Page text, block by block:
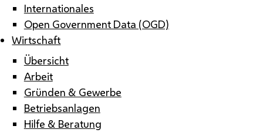
Internationales
Open Government Data (OGD)
Wirtschaft
Übersicht
Arbeit
Gründen & Gewerbe
Betriebsanlagen
Hilfe & Beratung